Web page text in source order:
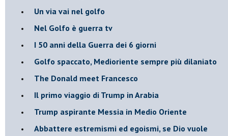
Un via vai nel golfo
Nel Golfo è guerra tv
I 50 anni della Guerra dei 6 giorni
Golfo spaccato, Medioriente sempre più dilaniato
The Donald meet Francesco
Il primo viaggio di Trump in Arabia
Trump aspirante Messia in Medio Oriente
Abbattere estremismi ed egoismi, se Dio vuole